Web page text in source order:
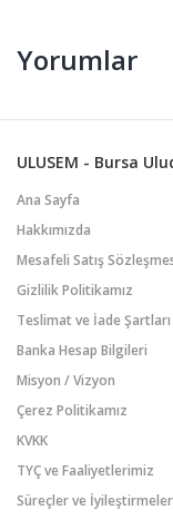
Yorumlar
ULUSEM - Bursa
Ana Sayfa
Hakkımızda
Mesafeli Satış
Gizlilik Politikamız
Teslimat ve İade Şartları
Banka Hesap Bilgileri
Misyon / Vizyon
Çerez Politikamız
KVKK
TYÇ ve Faaliyetlerimiz
Süreçler ve İyileştirmeler